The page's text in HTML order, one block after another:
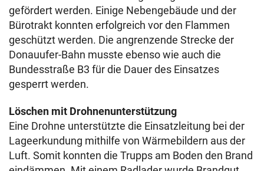
gefördert werden. Einige Nebengebäude und der
Bürotrakt konnten erfolgreich vor den Flammen
geschützt werden. Die angrenzende Strecke der
Donauufer-Bahn musste ebenso wie auch die
Bundesstraße B3 für die Dauer des Einsatzes
gesperrt werden.
Löschen mit Drohnenunterstützung
Eine Drohne unterstützte die Einsatzleitung bei der
Lageerkundung mithilfe von Wärmebildern aus der
Luft. Somit konnten die Trupps am Boden den Brand